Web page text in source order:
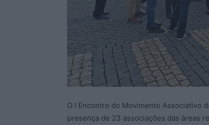
O I Encontro do Movimento Associativo
presença de 23 associações das áreas